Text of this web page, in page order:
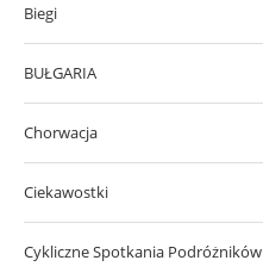
Biegi
BUŁGARIA
Chorwacja
Ciekawostki
Cykliczne Spotkania Podróżników